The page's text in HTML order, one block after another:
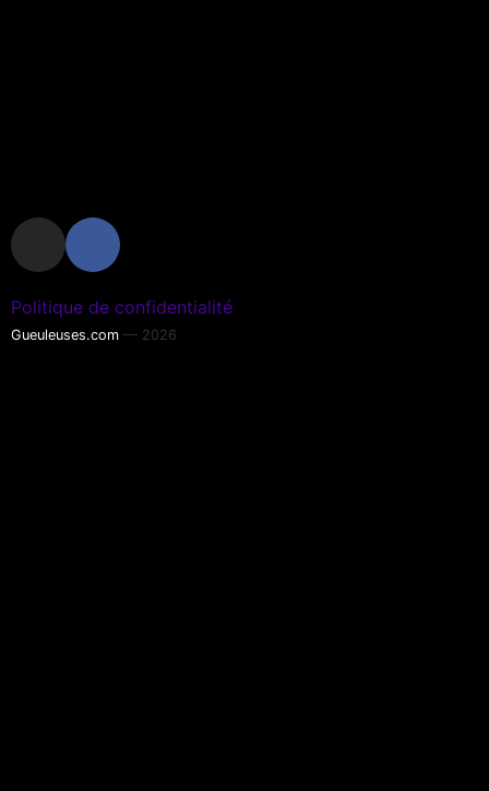
Politique de confidentialité
Gueuleuses.com — 2026